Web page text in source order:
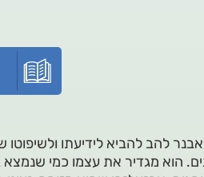
אבנר להב להביא לידיעתו
הוא מגדיר את עצמו כמי